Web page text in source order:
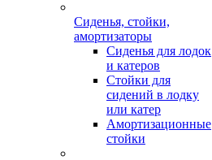
Сиденья, стойки,
амортизаторы
Сиденья для лодок
и катеров
Стойки для
сидений в лодку
или катер
Амортизационные
стойки